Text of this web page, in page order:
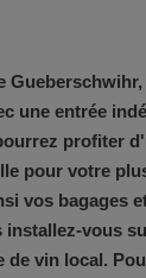
une entrée
profiter
pour votre
vos bagages
vous
vin local.